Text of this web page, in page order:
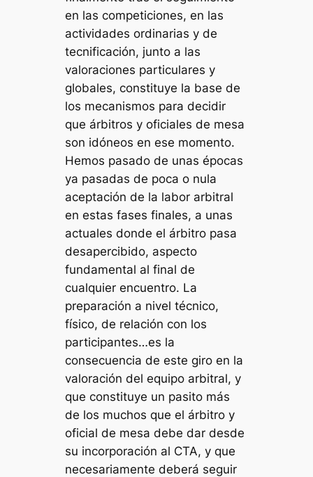
en las competiciones, en las
actividades ordinarias y de
tecnificación, junto a las
valoraciones particulares y
globales, constituye la base de
los mecanismos para decidir
que árbitros y oficiales de mesa
son idóneos en ese momento.
Hemos pasado de unas épocas
ya pasadas de poca o nula
aceptación de la labor arbitral
en estas fases finales, a unas
actuales donde el árbitro pasa
desapercibido, aspecto
fundamental al final de
cualquier encuentro. La
preparación a nivel técnico,
físico, de relación con los
participantes…es la
consecuencia de este giro en la
valoración del equipo arbitral, y
que constituye un pasito más
de los muchos que el árbitro y
oficial de mesa debe dar desde
su incorporación al CTA, y que
necesariamente deberá seguir